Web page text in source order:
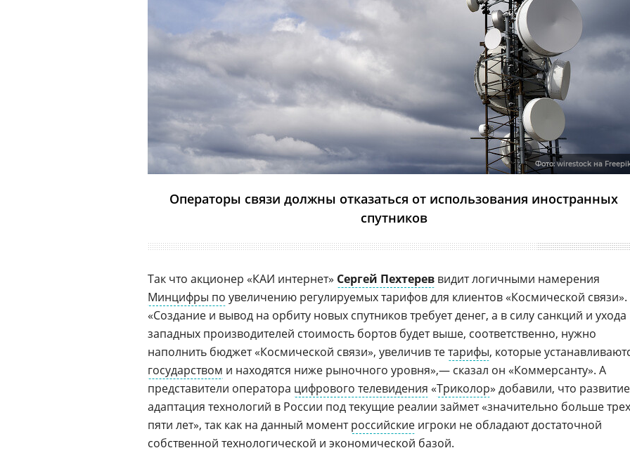
Фото:wirestock на
Операторы связи должны отказаться от использования иностранных
спутников
Так что акционер «КАИ интернет» Сергей Пехтерев видит логичными намерения
Минцифры по увеличению регулируемых тарифов для клиентов «Космической связи».
«Создание и вывод на орбиту новых спутников требует денег, а в силу санкций и ухода
западных производителей стоимость бортов будет выше, соответственно, нужно
наполнить бюджет «Космической связи», увеличив тетарифы, которые
государством и находятся ниже рыночного уровня»,— сказал он «Коммерсанту». А
представители оператора цифрового телевидения «Триколор» добавили, что
адаптация технологий в России под текущие реалии займет «значительно больше
пяти лет», так как на данный моментроссийские игроки не обладают достаточной
собственной технологической и экономической базой.